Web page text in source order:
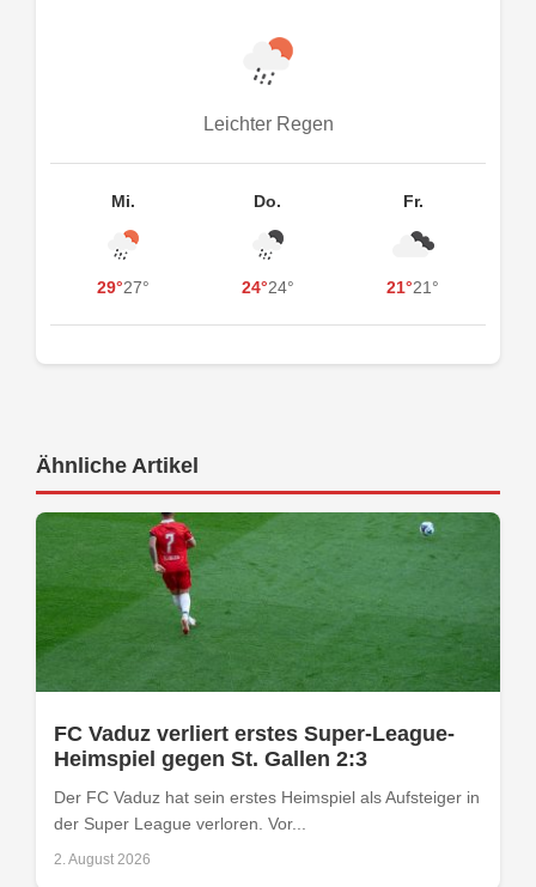
Leichter Regen
Mi.
29°27°
Do.
24°24°
Fr.
21°21°
Ähnliche Artikel
FC Vaduz verliert erstes Super-League-
Heimspiel gegen St. Gallen 2:3
Der FC Vaduz hat sein erstes Heimspiel als Aufsteiger in
der Super League verloren. Vor...
2. August 2026